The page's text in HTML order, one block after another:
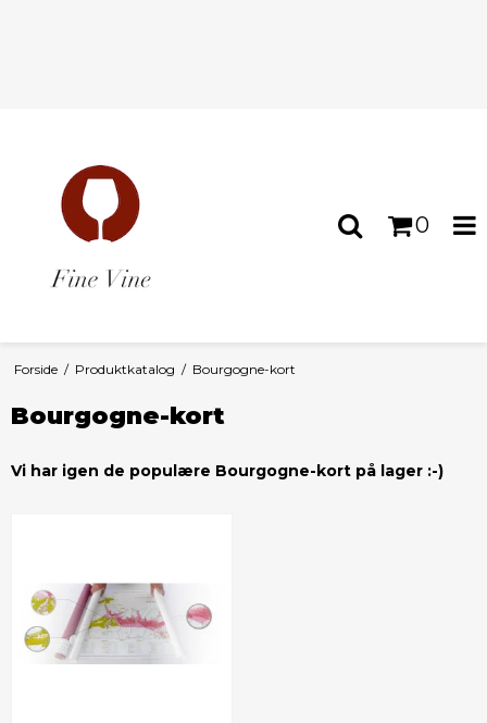
0
Forside / Produktkatalog / Bourgogne-kort
Bourgogne-kort
Vi har igen de populære Bourgogne-kort på lager :-)